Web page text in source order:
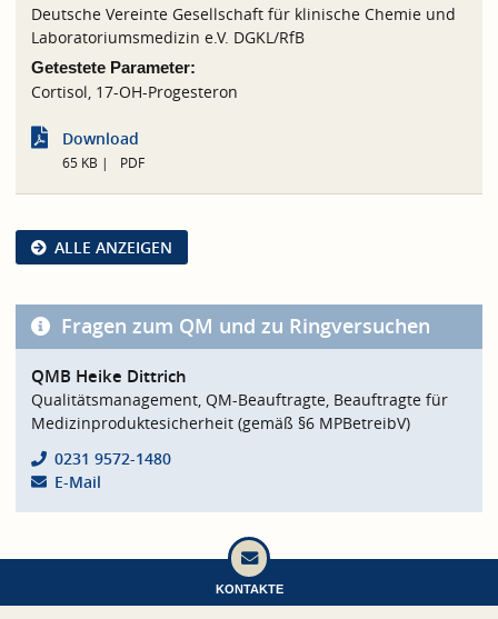
Deutsche Vereinte Gesellschaft für klinische Chemie und
Laboratoriumsmedizin e.V. DGKL/RfB
Getestete Parameter:
Cortisol, 17-OH-Progesteron
Download
65 KB PDF
ALLE ANZEIGEN
Fragen zum QM und zu Ringversuchen
QMB Heike Dittrich
Qualitätsmanagement, QM-Beauftragte, Beauftragte für
Medizinproduktesicherheit (gemäß §6 MPBetreibV)
0231 9572-1480
E-Mail
KONTAKTE